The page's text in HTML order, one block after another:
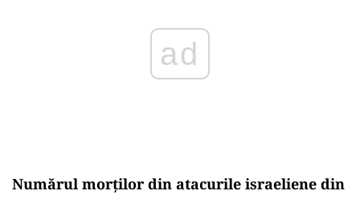
Numărul morților din atacurile israeliene din